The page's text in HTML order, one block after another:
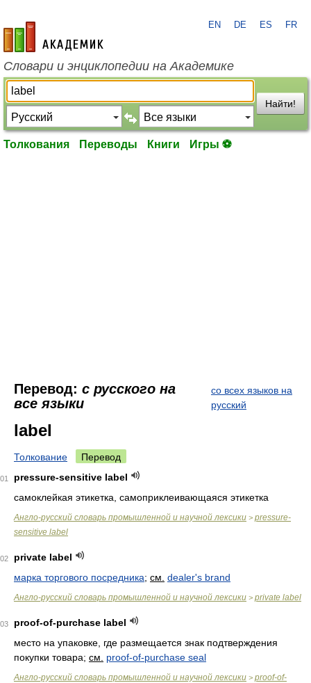
academic.ru
EN DE ES FR
Словари и энциклопедии на Академике
Найти!
Толкования Переводы Книги Игры ⚽
Перевод: с русского на
все языки
со всех языков на
русский
label
Толкование Перевод
pressure-sensitive label
самоклейкая этикетка, самоприклеивающаяся этикетка
Англо-русский словарь промышленной и научной лексики > pressure-
sensitive label
private label
марка торгового посредника; см. dealer's brand
Англо-русский словарь промышленной и научной лексики > private label
proof-of-purchase label
место на упаковке, где размещается знак подтверждения
покупки товара; см. proof-of-purchase seal
Англо-русский словарь промышленной и научной лексики > proof-of-